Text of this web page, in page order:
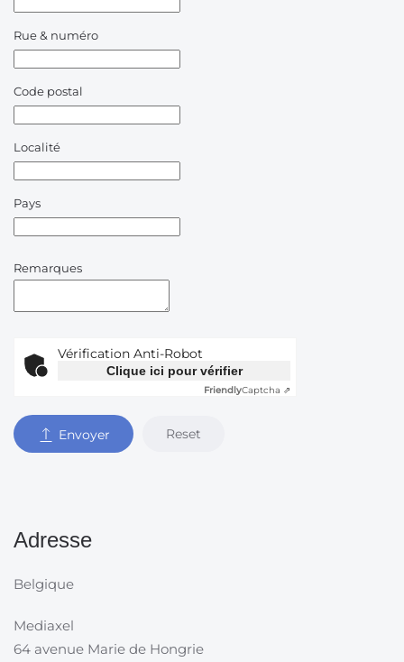
Rue & numéro
Code postal
Localité
Pays
Remarques
Vérification Anti-Robot
Clique ici pour vérifier
FriendlyCaptcha ⇗
Envoyer Reset
Adresse
Belgique
Mediaxel
64 avenue Marie de Hongrie